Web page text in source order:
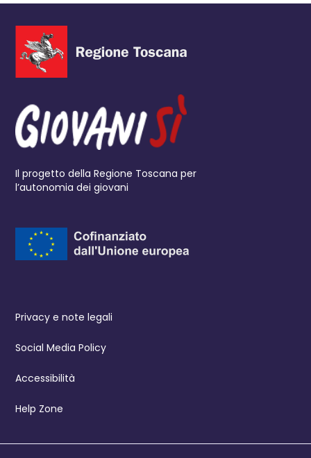
Il progetto della Regione Toscana per
l’autonomia dei giovani
Privacy e note legali
Social Media Policy
Accessibilità
Help Zone